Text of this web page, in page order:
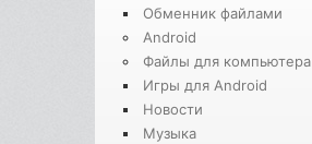
Обменник файлами
Android
Файлы для компьютера
Игры для Android
Новости
Музыка